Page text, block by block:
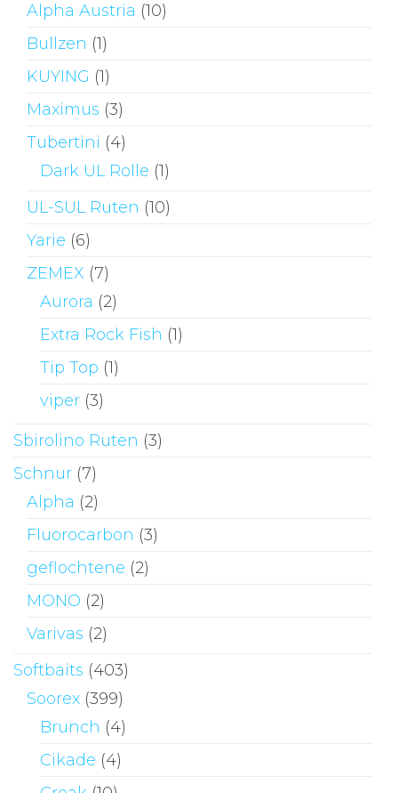
Alpha Austria (10)
Bullzen (1)
KUYING (1)
Maximus (3)
Tubertini (4)
Dark UL Rolle (1)
UL-SUL Ruten (10)
Yarie (6)
ZEMEX (7)
Aurora (2)
Extra Rock Fish (1)
Tip Top (1)
viper (3)
Sbirolino Ruten (3)
Schnur (7)
Alpha (2)
Fluorocarbon (3)
geflochtene (2)
MONO (2)
Varivas (2)
Softbaits (403)
Soorex (399)
Brunch (4)
Cikade (4)